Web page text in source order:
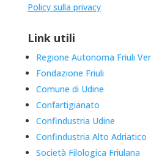
Policy sulla privacy
Link utili
Regione Autonoma Friuli
Fondazione Friuli
Comune di Udine
Confartigianato
Confindustria Udine
Confindustria Alto Adriatico
Società Filologica Friulana